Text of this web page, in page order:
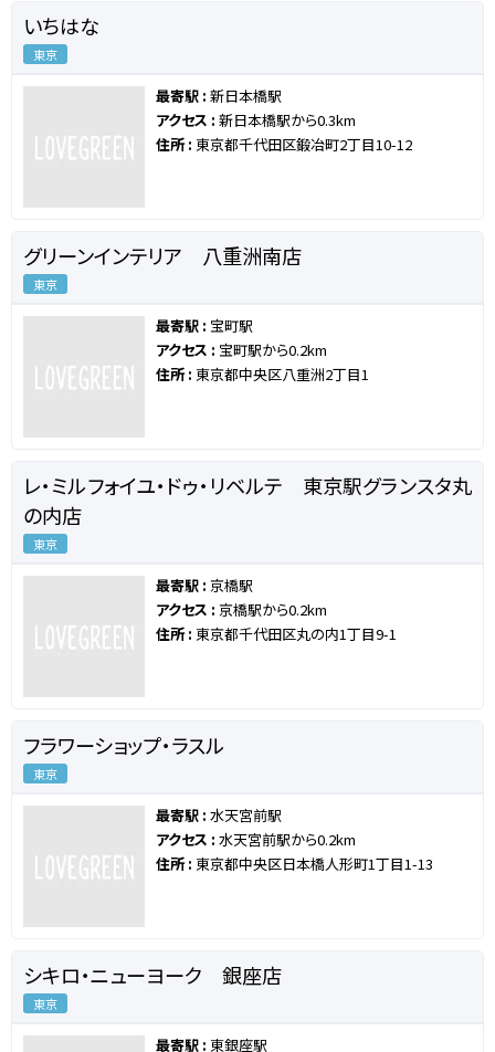
いちはな
東京
最寄駅 : 新日本橋駅
アクセス : 新日本橋駅から0.3km
住所 : 東京都千代田区鍛冶町2丁目10-12
グリーンインテリア 八重洲南店
東京
最寄駅 : 宝町駅
アクセス : 宝町駅から0.2km
住所 : 東京都中央区八重洲2丁目1
レ・ミルフォイユ・ドゥ・リベルテ 東京駅グランスタ丸
の内店
東京
最寄駅 : 京橋駅
アクセス : 京橋駅から0.2km
住所 : 東京都千代田区丸の内1丁目9-1
フラワーショップ・ラスル
東京
最寄駅 : 水天宮前駅
アクセス : 水天宮前駅から0.2km
住所 : 東京都中央区日本橋人形町1丁目1-13
シキロ・ニューヨーク 銀座店
東京
最寄駅 : 東銀座駅